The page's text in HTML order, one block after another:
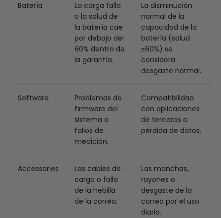
Batería
La carga falla
o la salud de
la batería cae
por debajo del
60% dentro de
la garantía.
La disminución
normal de la
capacidad de la
batería (salud
≥60%) se
considera
desgaste normal.
Software
Problemas de
firmware del
sistema o
fallos de
medición.
Compatibilidad
con aplicaciones
de terceros o
pérdida de datos.
Accessories
Las cables de
carga o falla
de la hebilla
de la correa.
Las manchas,
rayones o
desgaste de la
correa por el uso
diario.